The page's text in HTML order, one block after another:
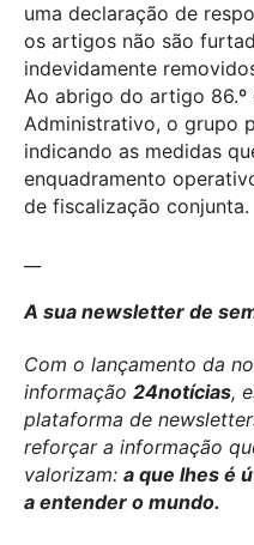
uma declaração de
os artigos não são
indevidamente
Ao abrigo do artigo
Administrativo, o grupo
indicando as medidas
enquadramento
de fiscalização conjunta.
A sua newsletter de
Com o lançamento da
informação 24notícias,
plataforma de
reforçar a informação
valorizam: a que lhes é
a entender o mundo.